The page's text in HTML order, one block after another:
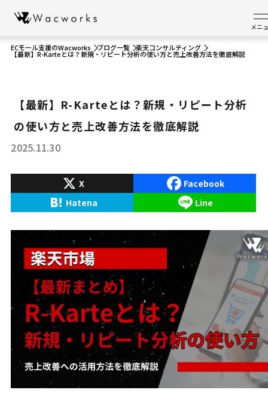
メニ
ECモール支援のWacworks ブログ一覧 楽天コンサルティング
【最新】R-Karteとは？新規・リピート分析の使い方と売上改善方法を徹底解説
【最新】R-Karteとは？新規・リピート分析
の使い方と売上改善方法を徹底解説
2025.11.30
X
Facebook
Hatena
Line